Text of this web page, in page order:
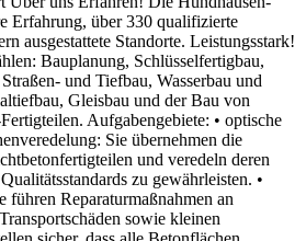
Erfahrung, über 330 qualifizierte
ausgestattete Standorte. Leistungsstark!
Bauplanung, Schlüsselfertigbau,
und Tiefbau, Wasserbau und
Gleisbau und der Bau von
Aufgabengebiete: • optische
Sie übernehmen die
und veredeln deren
zu gewährleisten. •
führen Reparaturmaßnahmen an
sowie kleinen